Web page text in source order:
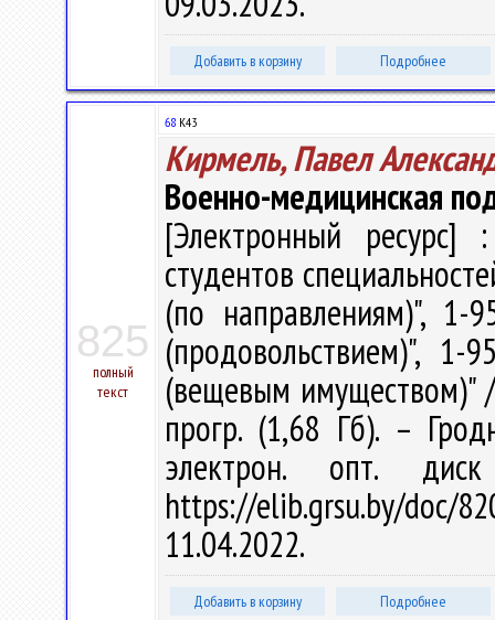
Добавить в корзину Подробнее
825
полный
текст
68 К43
Кирмель, Павел
Военно-медицинская
[Электронный ресурс]
студентов
(по направлениям)", 1-
(продовольствием)", 1-
(вещевым имуществом)"
прогр. (1,68 Гб). –
электрон. опт.
https://elib.grsu.by/
11.04.2022.
Добавить в корзину Подробнее